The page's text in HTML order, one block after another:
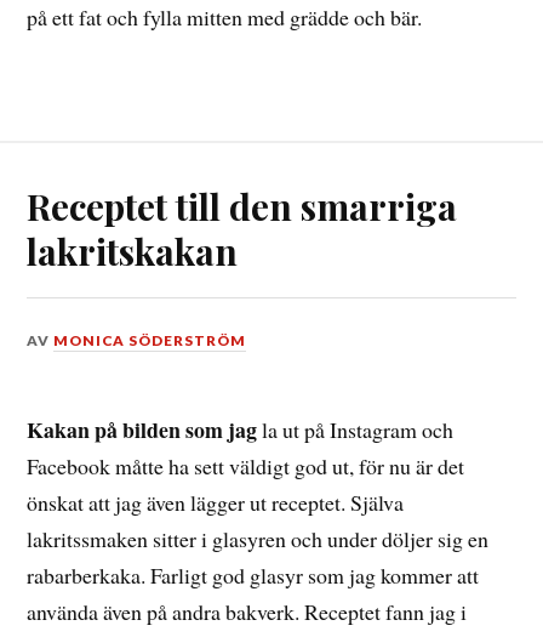
på ett fat och fylla mitten med grädde och bär.
Receptet till den smarriga
lakritskakan
DEN
2016
AV MONICA SÖDERSTRÖM
Kakan på bilden som jagla ut på Instagram och
Facebook måtte ha sett väldigt god ut, för nu är det
önskat att jag även lägger ut receptet. Själva
lakritssmaken sitter i glasyren och under döljer sig en
rabarberkaka. Farligt god glasyr som jag kommer att
använda även på andra bakverk. Receptet fann jag i